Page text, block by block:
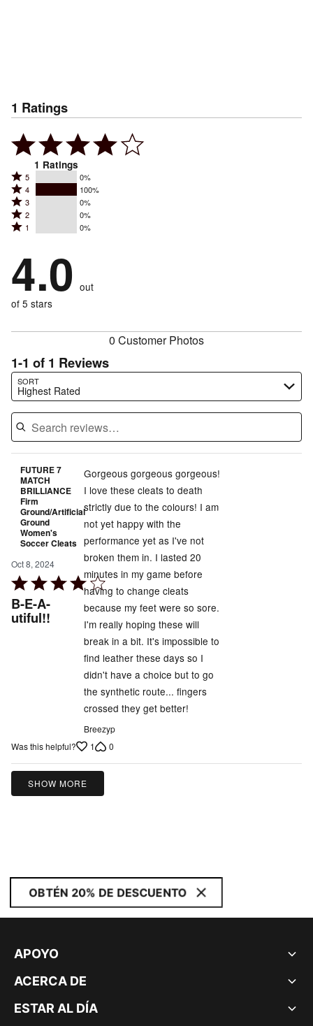
1 Ratings
1 Ratings
Rated
5
stars
by
reviewers
5 0%
Rated
4
stars
by
of
reviewers
4 100%
Rated
3
stars
0%
of
reviewers
3 0%
Rated
2
by
0%
reviewers
2 0%
Rated
stars
by
0%
of
1 0%
4.0 out
of 5 stars
0 Customer Photos
1-1 of 1 Reviews
SORT
Highest Rated
Search reviews…
FUTURE 7
MATCH
BRILLIANCE
Firm
Ground/Artificial
Ground
Women's
Soccer Cleats
Oct 8, 2024
Rated
4
out
B-E-A-
utiful!!
Gorgeous gorgeous gorgeous!
I love these cleats to death
strictly due to the colours! I am
not yet happy with the
performance yet as I've not
broken them in. I lasted 20
minutes in my game before
having to change cleats
because my feet were so sore.
I'm really hoping these will
break in a bit. It's impossible to
find leather these days so I
didn't have a choice but to go
the synthetic route... fingers
crossed they get better!
Breezyp
Was this helpful?
1 0
SHOW MORE
OBTÉN 20% DE DESCUENTO
APOYO
ACERCA DE
ESTAR AL DÍA